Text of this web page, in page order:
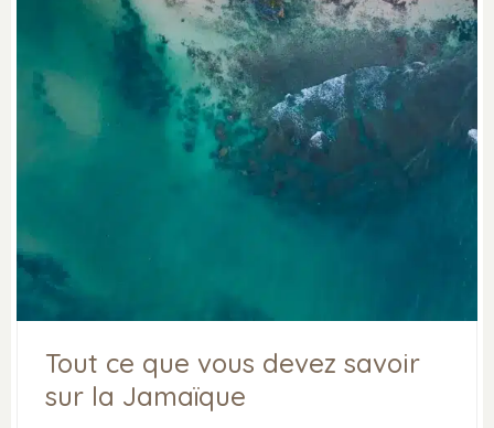
Tout ce que vous devez savoir
sur la Jamaïque